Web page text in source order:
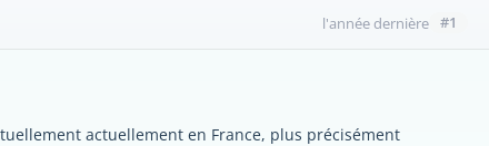
l'année dernière #1
actuellement en France, plus précisément